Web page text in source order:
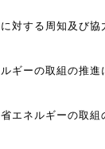
対する周知及び
ギーの取組の推
エネルギーの取組